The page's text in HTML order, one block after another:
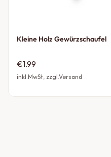
Kleine Holz Gewürzschaufel
€1.99
inkl.MwSt, zzgl.Versand